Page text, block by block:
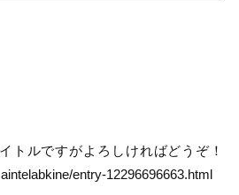
トルですがよろしければどうぞ！
entry-12296696663.html